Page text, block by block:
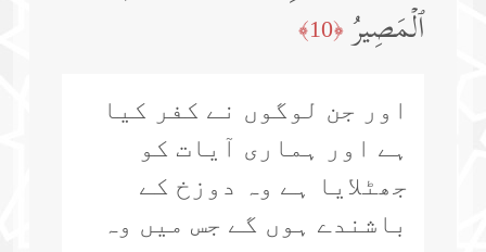
ٱلۡمَصِیرُ ﴿10﴾
اور جن لوگوں نے کفر کیا
ہے اور ہماری آیات کو
جھٹلایا ہے وہ دوزخ کے
باشندے ہوں گے جس میں وہ